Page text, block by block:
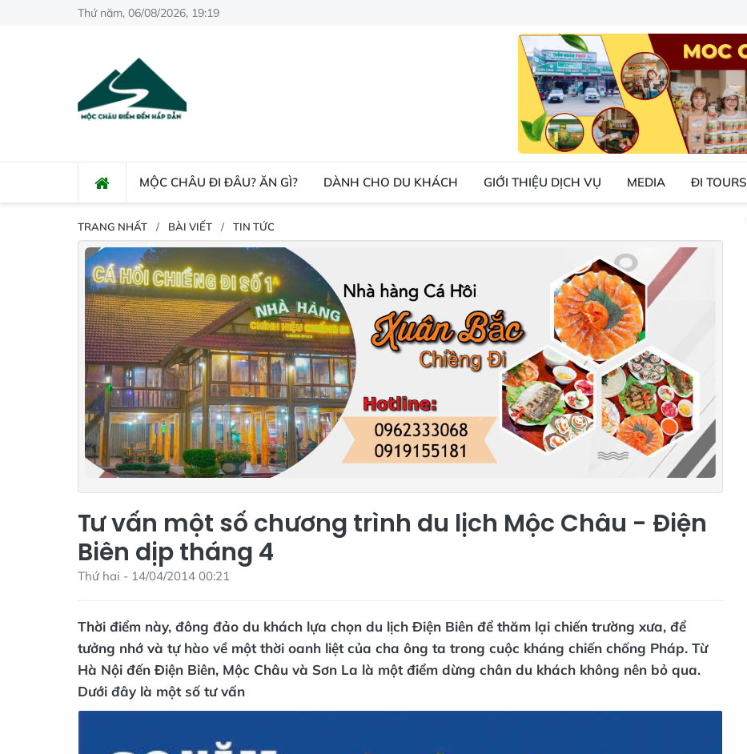
Thứ năm, 06/08/2026, 19:19
MỘC CHÂU ĐI ĐÂU? ĂN GÌ? DÀNH CHO DU KHÁCH GIỚI THIỆU DỊCH VỤ MEDIA ĐI TOURS
TRANG NHẤT BÀI VIẾT TIN TỨC
Tư vấn một số chương trình du lịch Mộc Châu - Điện
Biên dịp tháng 4
Thứ hai - 14/04/2014 00:21
Thời điểm này, đông đảo du khách lựa chọn du lịch Điện Biên để thăm lại chiến trường xưa, để
tưởng nhớ và tự hào về một thời oanh liệt của cha ông ta trong cuộc kháng chiến chống Pháp. Từ
Hà Nội đến Điện Biên, Mộc Châu và Sơn La là một điểm dừng chân du khách không nên bỏ qua.
Dưới đây là một số tư vấn